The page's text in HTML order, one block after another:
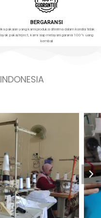
BERGARANSI
pakaian yang kami produksi diterima dalam kondisi tidak
layak pakai/reject, kami siap melayani garansi 100% uang
kembali